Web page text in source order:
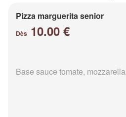
Pizza marguerita senior
Dès 10.00 €
Base sauce tomate, mozzarella